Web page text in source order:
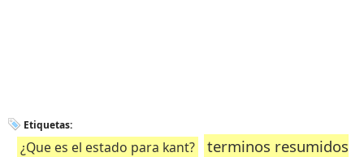
Etiquetas:
¿Que es el estado para kant?
terminos resumidos